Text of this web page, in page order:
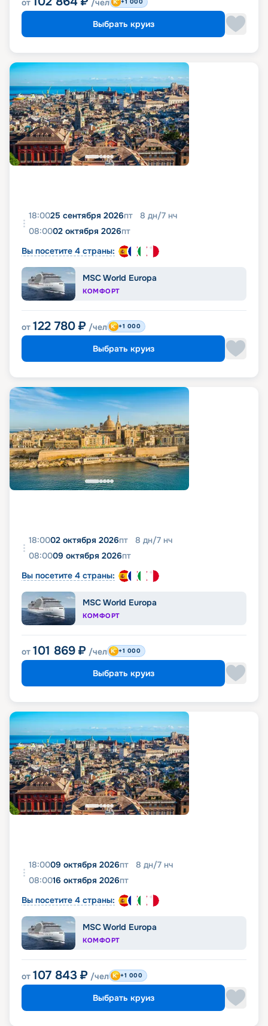
от /чел +1 000
Выбрать круиз
18:0025 сентября 2026пт 8 дн/7 нч
08:0002 октября 2026пт
Вы посетите 4 страны:
MSC World Europa
КОМФОРТ
от 122 780 ₽ /чел +1 000
Выбрать круиз
18:0002 октября 2026пт 8 дн/7 нч
08:0009 октября 2026пт
Вы посетите 4 страны:
MSC World Europa
КОМФОРТ
от 101 869 ₽ /чел +1 000
Выбрать круиз
18:0009 октября 2026пт 8 дн/7 нч
08:0016 октября 2026пт
Вы посетите 4 страны:
MSC World Europa
КОМФОРТ
от 107 843 ₽ /чел +1 000
Выбрать круиз